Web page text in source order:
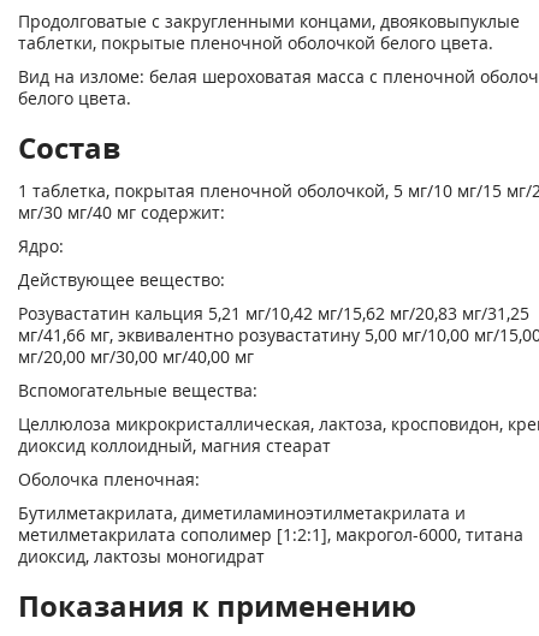
Продолговатые с закругленными концами, двояковыпуклые
таблетки, покрытые пленочной оболочкой белого цвета.
Вид на изломе: белая шероховатая масса с пленочной
белого цвета.
Состав
1 таблетка, покрытая пленочной оболочкой, 5 мг/10 мг/15 мг/
мг/30 мг/40 мг содержит:
Ядро:
Действующее вещество:
Розувастатин кальция 5,21 мг/10,42 мг/15,62 мг/20,83 мг/31,25
мг/41,66 мг, эквивалентно розувастатину 5,00 мг/10,00 мг/
мг/20,00 мг/30,00 мг/40,00 мг
Вспомогательные вещества:
Целлюлоза микрокристаллическая, лактоза, кросповидон,
диоксид коллоидный, магния стеарат
Оболочка пленочная:
Бутилметакрилата, диметиламиноэтилметакрилата и
метилметакрилата сополимер [1:2:1], макрогол-6000, титана
диоксид, лактозы моногидрат
Показания к применению